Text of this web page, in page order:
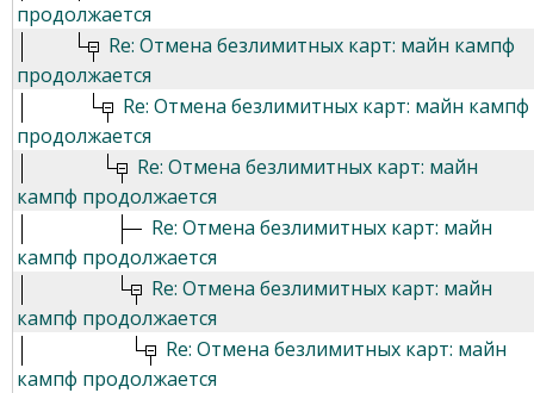
продолжается
Re: Отмена безлимитных карт: майн кампф
продолжается
Re: Отмена безлимитных карт: майн кампф
продолжается
Re: Отмена безлимитных карт: майн
кампф продолжается
Re: Отмена безлимитных карт: майн
кампф продолжается
Re: Отмена безлимитных карт: майн
кампф продолжается
Re: Отмена безлимитных карт: майн
кампф продолжается